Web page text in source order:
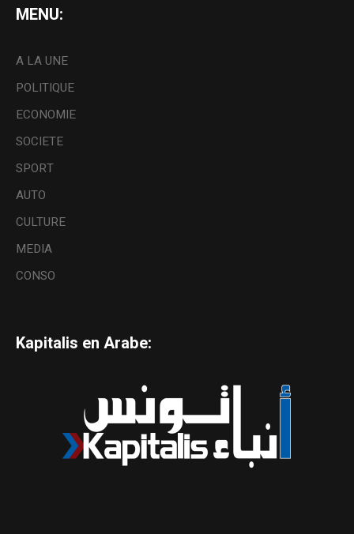
MENU:
A LA UNE
POLITIQUE
ECONOMIE
SOCIETE
SPORT
AUTO
CULTURE
MEDIA
CONSO
Kapitalis en Arabe: